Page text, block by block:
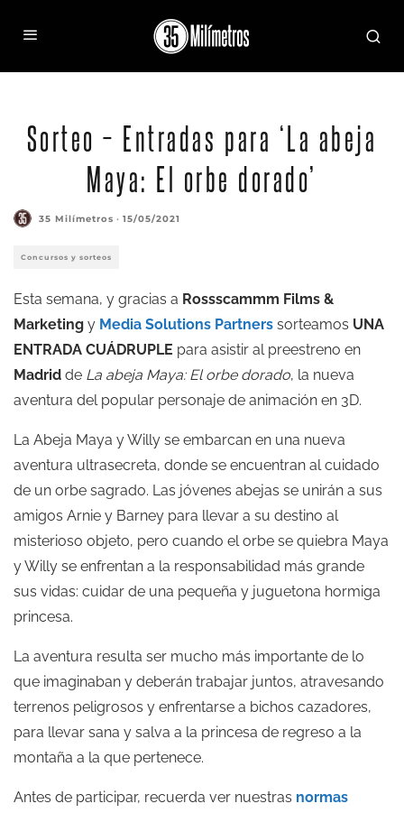
Sorteo – Entradas para ‘La abeja
Maya: El orbe dorado’
35 Milímetros · 15/05/2021
Concursos y sorteos
Esta semana, y gracias a Rossscammm Films &
Marketing y Media Solutions Partners sorteamos UNA
ENTRADA CUÁDRUPLE para asistir al preestreno en
Madrid de La abeja Maya: El orbe dorado, la nueva
aventura del popular personaje de animación en 3D.
La Abeja Maya y Willy se embarcan en una nueva
aventura ultrasecreta, donde se encuentran al cuidado
de un orbe sagrado. Las jóvenes abejas se unirán a sus
amigos Arnie y Barney para llevar a su destino al
misterioso objeto, pero cuando el orbe se quiebra Maya
y Willy se enfrentan a la responsabilidad más grande
sus vidas: cuidar de una pequeña y juguetona hormiga
princesa.
La aventura resulta ser mucho más importante de lo
que imaginaban y deberán trabajar juntos, atravesando
terrenos peligrosos y enfrentarse a bichos cazadores,
para llevar sana y salva a la princesa de regreso a la
montaña a la que pertenece.
Antes de participar, recuerda ver nuestras normas